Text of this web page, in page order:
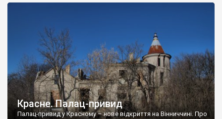
Красне. Палац-привид
Палац-привид у Красному – нове відкриття на Вінниччині. Про